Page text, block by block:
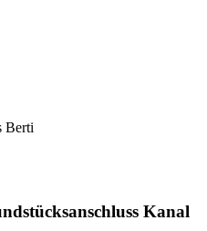
Berti
Kanal